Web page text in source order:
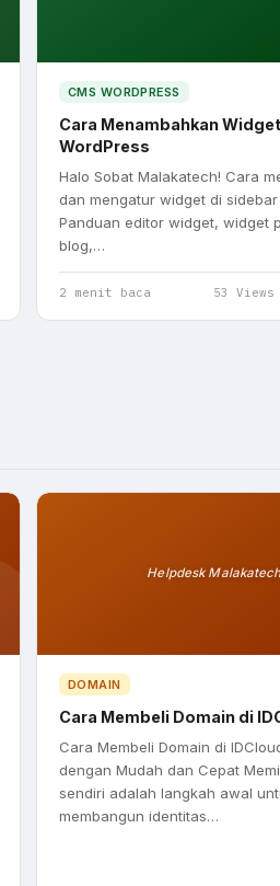
CMS WORDPRESS
Cara Menambahkan
WordPress
Halo Sobat Malakatech! Cara
dan mengatur widget di sidebar
Panduan editor widget, widget
blog,…
2 menit baca 53 Views
Helpdesk
DOMAIN
Cara Membeli Domain di
Cara Membeli Domain di
dengan Mudah dan Cepat
sendiri adalah langkah awal
membangun identitas…